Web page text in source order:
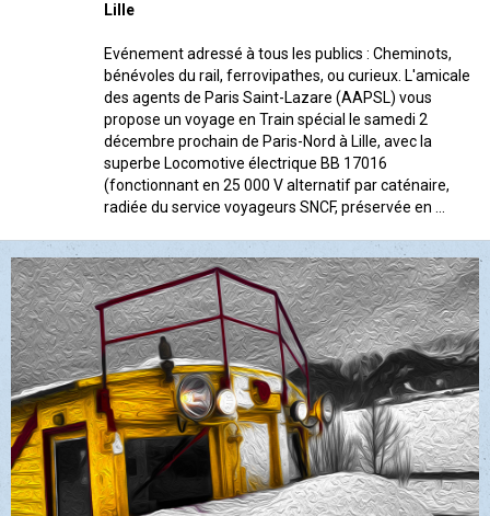
Lille
Evénement adressé à tous les publics : Cheminots,
bénévoles du rail, ferrovipathes, ou curieux. L'amicale
des agents de Paris Saint-Lazare (AAPSL) vous
propose un voyage en Train spécial le samedi 2
décembre prochain de Paris-Nord à Lille, avec la
superbe Locomotive électrique BB 17016
(fonctionnant en 25 000 V alternatif par caténaire,
radiée du service voyageurs SNCF, préservée en ...